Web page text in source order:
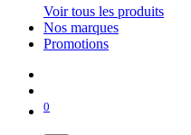
Voir tous les produits
Nos marques
Promotions
0